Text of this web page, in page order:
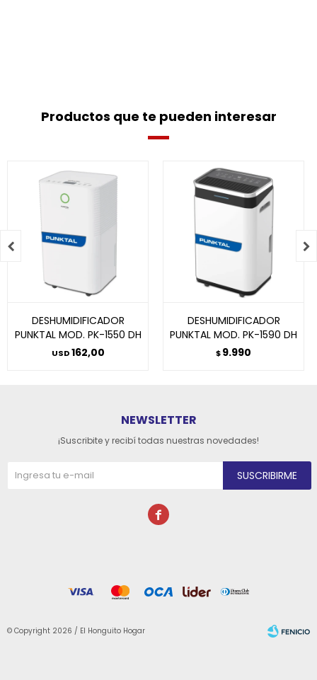
Productos que te pueden interesar
DESHUMIDIFICADOR
PUNKTAL MOD. PK-1550 DH
USD162,00
DESHUMIDIFICADOR
PUNKTAL MOD. PK-1590 DH
$9.990
 
NEWSLETTER
¡Suscribite y recibí todas nuestras novedades!
SUSCRIBIRME

© Copyright 2026 / El Honguito Hogar